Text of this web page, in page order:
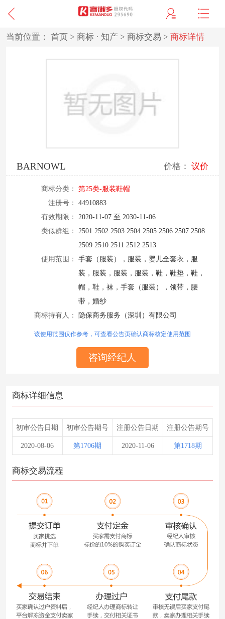
当前位置： 首页 > 商标 · 知产 > 商标交易 > 商标详情
BARNOWL 价格： 议价
商标分类：
第25类-服装鞋帽
注册号：
44910883
有效期限：
2020-11-07 至 2030-11-06
类似群组：
2501 2502 2503 2504 2505 2506 2507 2508
2509 2510 2511 2512 2513
使用范围：
手套（服装），服装，婴儿全套衣，服
装，服装，服装，服装，鞋，鞋垫，鞋，
帽，鞋，袜，手套（服装），领带，腰
带，婚纱
商标持有人：
隐保商务服务（深圳）有限公司
该使用范围仅作参考，可查看公告页确认商标核定使用范围
咨询经纪人
商标详细信息
初审公告日期 初审公告期号 注册公告日期 注册公告期号
2020-08-06 第1706期 2020-11-06 第1718期
商标交易流程